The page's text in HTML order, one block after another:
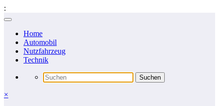
:
Zum
springenHome
Automobil
Nutzfahrzeug
Technik
×